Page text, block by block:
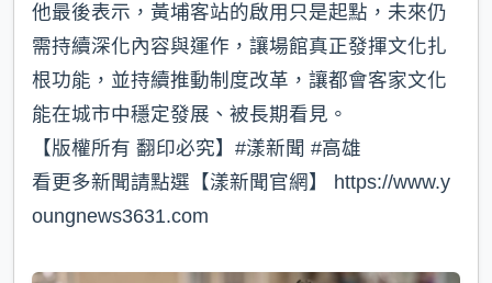
他最後表示，黃埔客站的啟用只是起點，未來仍
需持續深化內容與運作，讓場館真正發揮文化扎
根功能，並持續推動制度改革，讓都會客家文化
能在城市中穩定發展、被長期看見。
【版權所有 翻印必究】#漾新聞 #高雄
看更多新聞請點選【漾新聞官網】 https://www.y
oungnews3631.com⁠